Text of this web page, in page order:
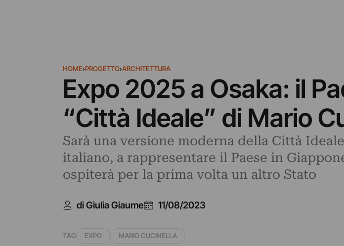
HOME›PROGETTO›ARCHITETTURA
Expo 2025 a Osaka: il
“Città Ideale” di Mario
Sarà una versione moderna della Città
italiano, a rappresentare il Paese in
ospiterà per la prima volta un altro Stato
di Giulia Giaume 11/08/2023
TAG EXPO MARIO CUCINELLA